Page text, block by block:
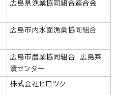
広島県漁業協同組合連合会
広島市内水面漁業協同組合
広島市農業協同組合 広島菜
漬センター
株式会社ヒロツク